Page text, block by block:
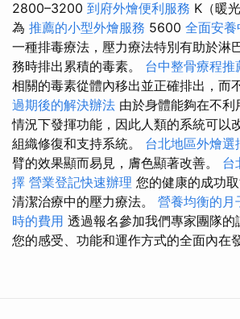
2800–3200 到府外燴便利服務 K（暖
為 推薦的小型外燴服務 5600 全面安
一種排毒療法，壓力療法特別有助於淋
務時排出累積的毒素。 台中整骨療程推
相關的毒素從體內移出並正確排出，而
過期後的解決辦法 由於身體能夠在不
情況下發揮功能，因此人類的系統可以
組織修復和支持系統。 台北地區外燴選
臂的效果顯而易見，膚色顯著改善。 台
擇 營業登記快速辦理 您的健康的成功
清潔治療中的壓力療法。 營養均衡的月
時的費用 透過報名參加我們專家團隊的
您的感受、功能和運作方式的全面內在發